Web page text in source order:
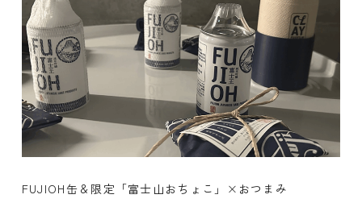
FUJIOH缶＆限定「富士山おちょこ」×おつまみ